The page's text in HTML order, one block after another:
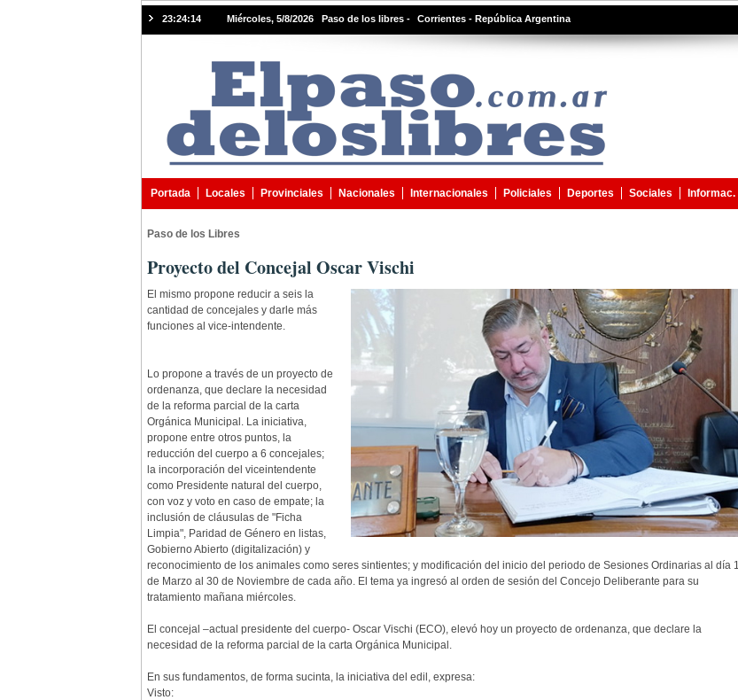
23:24:15 Miércoles, 5/8/2026 Paso de los libres - Corrientes - República Argentina
Portada Locales Provinciales Nacionales Internacionales Policiales Deportes Sociales Informac.
Paso de los Libres
Proyecto del Concejal Oscar Vischi
El mismo propone reducir a seis la
cantidad de concejales y darle más
funciones al vice-intendente.
Lo propone a través de un proyecto de
ordenanza, que declare la necesidad
de la reforma parcial de la carta
Orgánica Municipal. La iniciativa,
propone entre otros puntos, la
reducción del cuerpo a 6 concejales;
la incorporación del viceintendente
como Presidente natural del cuerpo,
con voz y voto en caso de empate; la
inclusión de cláusulas de "Ficha
Limpia", Paridad de Género en listas,
Gobierno Abierto (digitalización) y
reconocimiento de los animales como seres sintientes; y modificación del inicio del periodo de Sesiones Ordinarias al día
de Marzo al 30 de Noviembre de cada año. El tema ya ingresó al orden de sesión del Concejo Deliberante para su
tratamiento mañana miércoles.
El concejal –actual presidente del cuerpo- Oscar Vischi (ECO), elevó hoy un proyecto de ordenanza, que declare la
necesidad de la reforma parcial de la carta Orgánica Municipal.
En sus fundamentos, de forma sucinta, la iniciativa del edil, expresa:
Visto: